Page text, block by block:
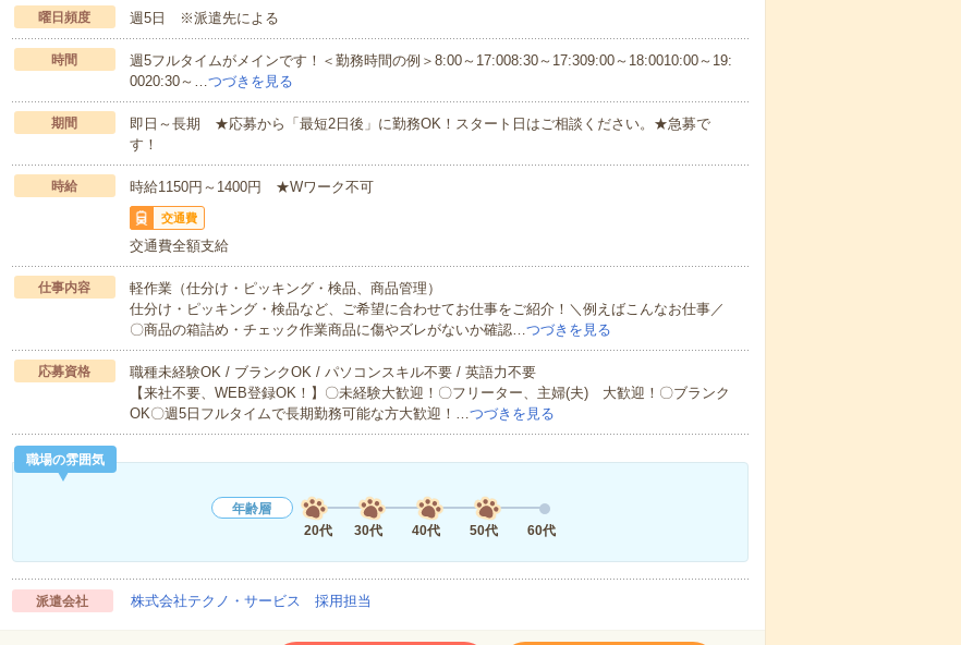
曜日頻度 週5日 ※派遣先による
時間
週5フルタイムがメインです！＜勤務時間の例＞8:00～17:008:30～17:309:00～18:0010:00～19:
0020:30～…つづきを見る
期間
即日～長期 ★応募から「最短2日後」に勤務OK！スタート日はご相談ください。★急募で
す！
時給 時給1150円～1400円 ★Wワーク不可
交通費
交通費全額支給
仕事内容
軽作業（仕分け・ピッキング・検品、商品管理）
仕分け・ピッキング・検品など、ご希望に合わせてお仕事をご紹介！＼例えばこんなお仕事／
〇商品の箱詰め・チェック作業商品に傷やズレがないか確認…つづきを見る
応募資格
職種未経験OK / ブランクOK / パソコンスキル不要 / 英語力不要
【来社不要、WEB登録OK！】〇未経験大歓迎！〇フリーター、主婦(夫) 大歓迎！〇ブランク
OK〇週5日フルタイムで長期勤務可能な方大歓迎！…つづきを見る
職場の雰囲気
年齢層
20代
30代 40代 50代 60代
派遣会社 株式会社テクノ・サービス 採用担当